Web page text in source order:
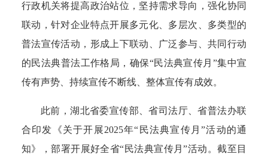
行政机关将提高政治站位，坚持需求导向，强化协同
联动，针对企业特点开展多元化、多层次、多类型的
普法宣传活动，形成上下联动、广泛参与、共同行动
的民法典普法工作格局，确保“民法典宣传月”集中宣
传有声势、持续宣传不断线、整体宣传有成效。
此前，湖北省委宣传部、省司法厅、省普法办联
合印发《关于开展2025年“民法典宣传月”活动的通
知》，部署开展好全省“民法典宣传月”活动。截至目